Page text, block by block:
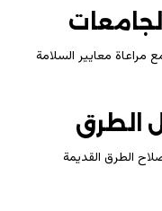
مراعاة معايير السلامة
الطرق القديمة